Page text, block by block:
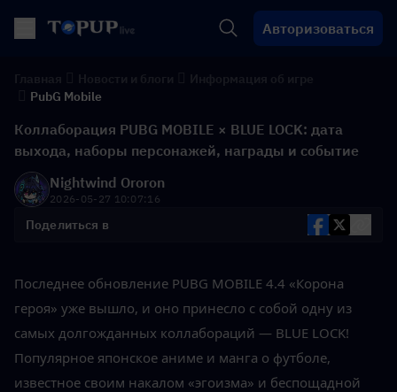
Авторизоваться
PubG Mobile
Коллаборация PUBG MOBILE × BLUE LOCK: дата
выхода, наборы персонажей, награды и событие
Nightwind Ororon
2026-05-27 10:07:16
Поделиться в
Последнее обновление PUBG MOBILE 4.4 «Корона
героя» уже вышло, и оно принесло с собой одну из
самых долгожданных коллабораций — BLUE LOCK!
Популярное японское аниме и манга о футболе,
известное своим накалом «эгоизма» и беспощадной